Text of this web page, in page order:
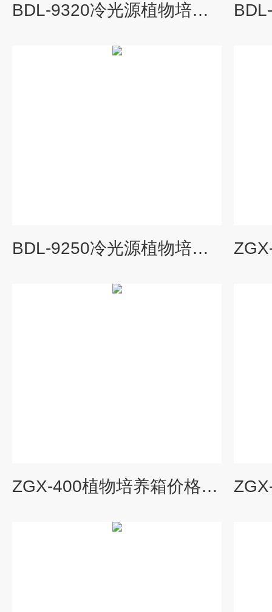
BDL-9320冷光源植物培养箱价格,植物培养箱
BDL-9250冷光源植物培养箱,植物培养箱
ZGX-400植物培养箱价格,冷光源植物培养箱